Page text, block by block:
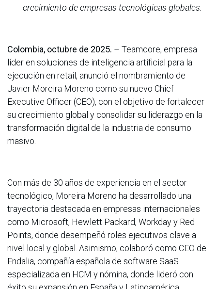
crecimiento de empresas tecnológicas globales.
Colombia, octubre de 2025. – Teamcore, empresa
líder en soluciones de inteligencia artificial para la
ejecución en retail, anunció el nombramiento de
Javier Moreira Moreno como su nuevo Chief
Executive Officer (CEO), con el objetivo de fortalecer
su crecimiento global y consolidar su liderazgo en la
transformación digital de la industria de consumo
masivo.
Con más de 30 años de experiencia en el sector
tecnológico, Moreira Moreno ha desarrollado una
trayectoria destacada en empresas internacionales
como Microsoft, Hewlett Packard, Workday y Red
Points, donde desempeñó roles ejecutivos clave a
nivel local y global. Asimismo, colaboró como CEO de
Endalia, compañía española de software SaaS
especializada en HCM y nómina, donde lideró con